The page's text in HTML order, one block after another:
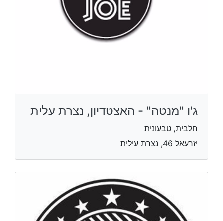
ג'ו "מנטה" - האצטדיון, נצרת עלית
חלבית, טבעונית
יזרעאל 46, נצרת עילית